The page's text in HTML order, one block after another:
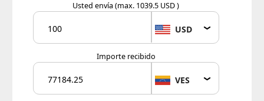
Usted envía (max. 1039.5 USD )
USD
Importe recibido
VES